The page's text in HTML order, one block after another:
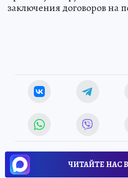
заключения договоров на
ЧИТАЙТЕ НАС